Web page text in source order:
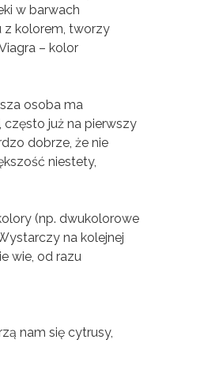
w barwach
z kolorem, tworzy
– kolor
osoba ma
już na pierwszy
dobrze, że nie
niestety,
(np. dwukolorowe
na kolejnej
wie, od razu
nam się cytrusy,